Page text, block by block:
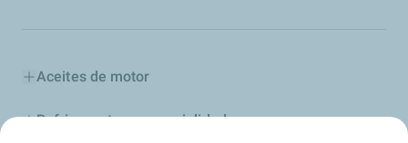
Aceites de motor
Refrigerantes y especialidades